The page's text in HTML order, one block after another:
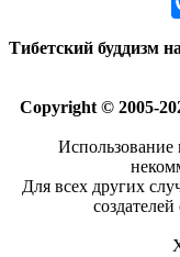
Тибетский буддизм
Copyright © 2005-
Использование
Для всех других